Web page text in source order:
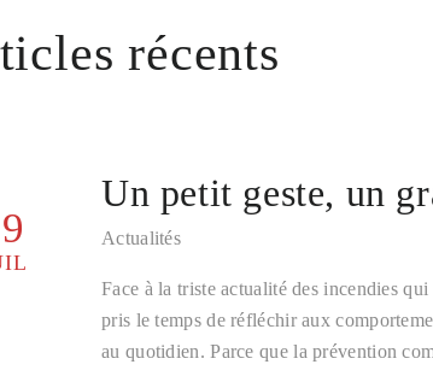
récents
Un petit geste, un
Actualités
Face à la triste actualité des incendies
pris le temps de réfléchir aux
au quotidien. Parce que la prévention